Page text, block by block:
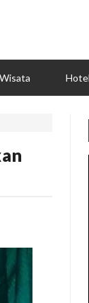
Wisata Hotel